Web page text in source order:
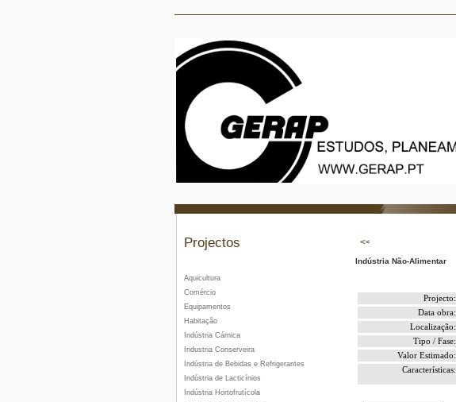
Projectos
Aquicultura
Comércio
Equipamentos
Habitação
Indústria Cárnica
Industria Conserveira
Indústria de Bebidas e Refrigerantes
Indústria de Lacticínios
Indústria Hortofrutícola
Indústria Não-Alimentar
Projecto:
Data obra:
Localização:
Tipo / Fase:
Valor Estimado:
Características: